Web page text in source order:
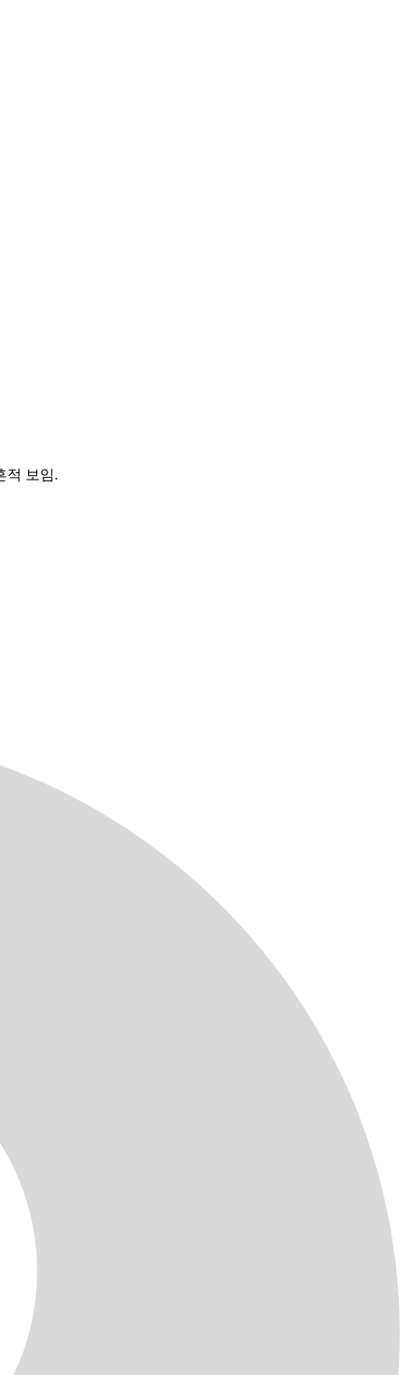
적 보임.